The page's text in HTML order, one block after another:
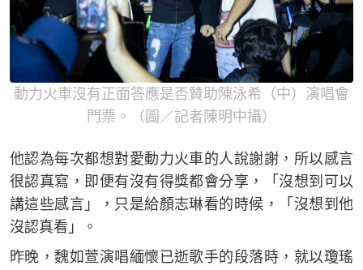
動力火車沒有正面答應是否贊助陳泳希（中）演唱會
門票。（圖／記者陳明中攝）
他認為每次都想對愛動力火車的人說謝謝，所以感言
很認真寫，即便有沒有得獎都會分享，「沒想到可以
講這些感言」，只是給顏志琳看的時候，「沒想到他
沒認真看」。
昨晚，魏如萱演唱緬懷已逝歌手的段落時，就以瓊瑤